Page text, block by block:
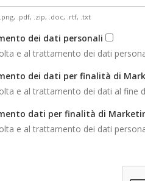
.pdf, .zip, .doc, .rtf, .txt
dei dati personali
e al trattamento dei dati
dei dati per finalità di
e al trattamento dei dati al
dati per finalità di
e al trattamento dei dati